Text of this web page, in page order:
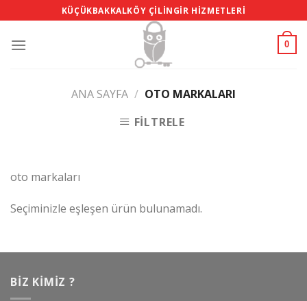
to
content
KÜÇÜKBAKKALKÖY ÇILINGIR HIZMETLERI
0
ANA SAYFA / OTO MARKALARI
FILTRELE
oto markaları
Seçiminizle eşleşen ürün bulunamadı.
BIZ KIMIZ ?